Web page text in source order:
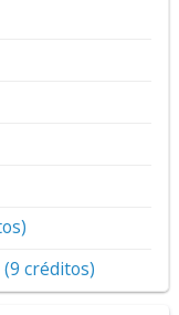
créditos)